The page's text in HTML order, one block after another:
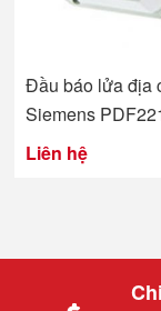
Đầu báo lửa địa
Siemens
Liên hệ